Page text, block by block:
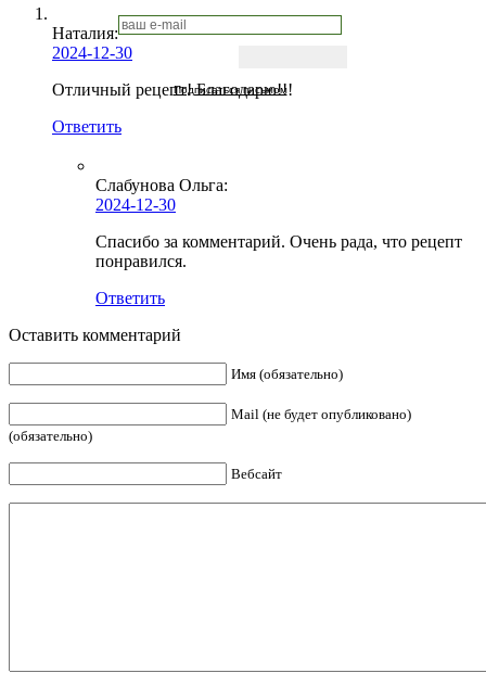
Подписаться письмом
Наталия:
2024-12-30
Отличный рецепт! Благодарю!!!
Ответить
Слабунова Ольга:
2024-12-30
Спасибо за комментарий. Очень рада, что рецепт
понравился.
Ответить
Оставить комментарий
Имя (обязательно)
Mail (не будет опубликовано)
(обязательно)
Вебсайт